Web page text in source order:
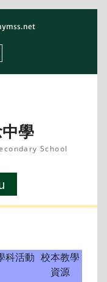
學
School
科活動 校本教學
資源